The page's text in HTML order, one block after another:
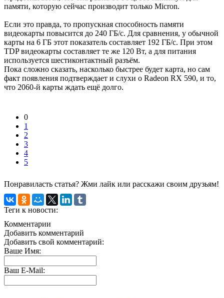
памяти, которую сейчас производит только Micron.
Если это правда, то пропускная способность памяти
видеокарты повысится до 240 ГБ/с. Для сравнения, у обычной
карты на 6 ГБ этот показатель составляет 192 ГБ/с. При этом
TDP видеокарты составляет те же 120 Вт, а для питания
используется шестиконтактный разъём.
Пока сложно сказать, насколько быстрее будет карта, но сам
факт появления подтверждает и слухи о Radeon RX 590, и то,
что 2060-й карты ждать ещё долго.
0
1
2
3
4
5
Понравиласть статья? Жми лайк или расскажи своим друзьям!
Теги к новости:
Комментарии
Добавить комментарий
Добавить свой комментарий:
Ваше Имя:
Ваш E-Mail: